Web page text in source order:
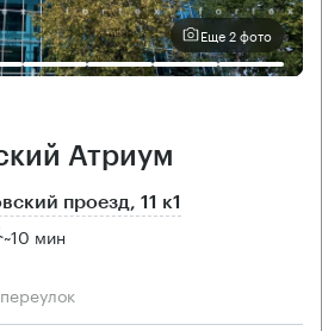
Еще 2 фото
Атриум
проезд, 11 к1
~10 мин